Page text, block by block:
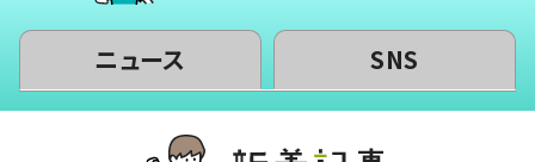
ニュース SNS